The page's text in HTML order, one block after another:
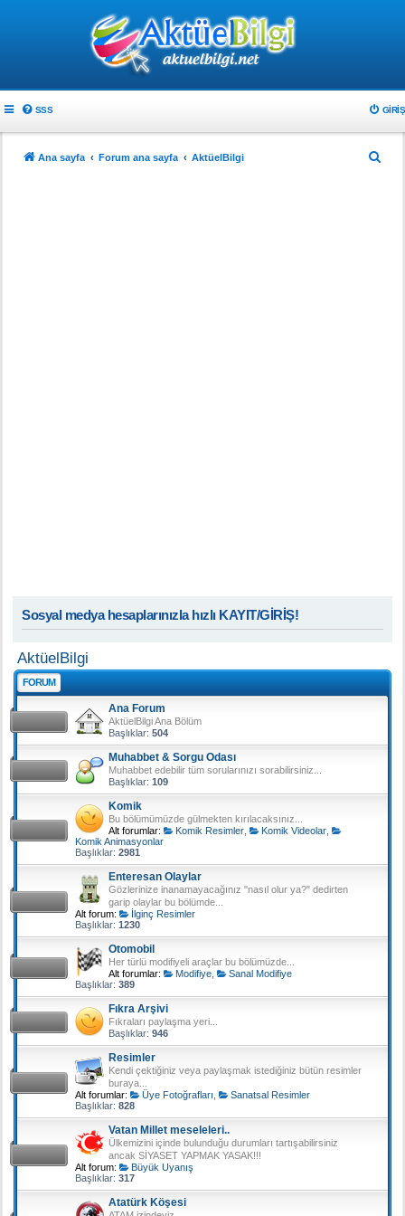
SSS GIRIŞ
Ana sayfa Forum ana sayfa AktüelBilgi
Sosyal medya hesaplarınızla hızlı KAYIT/GİRİŞ!
AktüelBilgi
FORUM
Ana Forum
AktüelBilgi Ana Bölüm
Başlıklar: 504
Muhabbet & Sorgu Odası
Muhabbet edebilir tüm sorularınızı sorabilirsiniz...
Başlıklar: 109
Komik
Bu bölümümüzde gülmekten kırılacaksınız...
Alt forumlar:
Komik Resimler, Komik Videolar,
Komik Animasyonlar
Başlıklar: 2981
Enteresan Olaylar
Gözlerinize inanamayacağınız "nasıl olur ya?" dedirten
garip olaylar bu bölümde...
Alt forum:
İlginç Resimler
Başlıklar: 1230
Otomobil
Her türlü modifiyeli araçlar bu bölümüzde...
Alt forumlar:
Modifiye,
Sanal Modifiye
Başlıklar: 389
Fıkra Arşivi
Fıkraları paylaşma yeri...
Başlıklar: 946
Resimler
Kendi çektiğiniz veya paylaşmak istediğiniz bütün resimler
buraya...
Alt forumlar:
Üye Fotoğrafları
Sanatsal Resimler
Başlıklar: 828
Vatan Millet meseleleri..
Ülkemizini içinde bulunduğu durumları tartışabilirsiniz
ancak SİYASET YAPMAK YASAK!!!
Alt forum:
Büyük Uyanış
Başlıklar: 317
Atatürk Köşesi